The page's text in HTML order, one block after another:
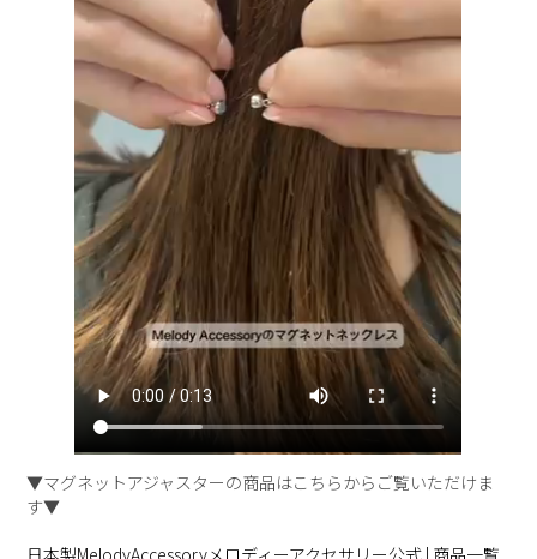
▼マグネットアジャスターの商品はこちらからご覧いただけま
す▼